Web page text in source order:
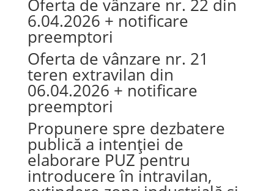
Oferta de vânzare nr. 22 din
6.04.2026 + notificare
preemptori
Oferta de vânzare nr. 21
teren extravilan din
06.04.2026 + notificare
preemptori
Propunere spre dezbatere
publică a intenției de
elaborare PUZ pentru
introducere în intravilan,